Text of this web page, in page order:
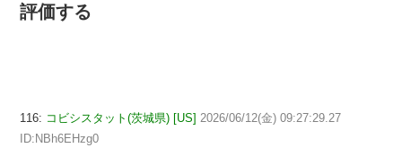
評価する
116: コビシスタット(茨城県) [US] 2026/06/12(金) 09:27:29.27
ID:NBh6EHzg0